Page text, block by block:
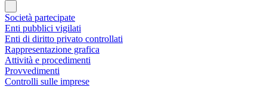
Società partecipate
Enti pubblici vigilati
Enti di diritto privato controllati
Rappresentazione grafica
Attività e procedimenti
Provvedimenti
Controlli sulle imprese